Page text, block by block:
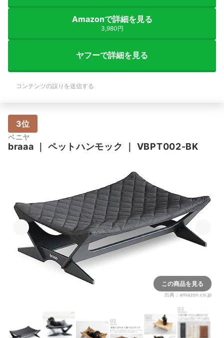
Amazonで詳細を見る
3,980円
ヤフーで詳細を見る
コンテンツの誤りを送信する
3位
ベニヤ
braaa ペットハンモック VBPT002-BK
この商品を見る
出典： amazon.co.jp